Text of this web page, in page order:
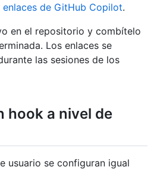
enlaces de GitHub Copilot.
en el repositorio y combítelo
Los enlaces se
las sesiones de los
hook a nivel de
usuario se configuran igual